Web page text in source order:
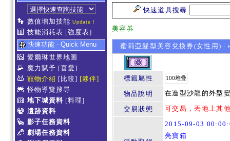
數值增加技能 Update !
技能消耗表 [強度表]
快速功能 - Quick Menu
愛爾琳世界地圖
魔力賦予 [喜愛]
寵物介紹 [比較] [夥伴]
怪物導覽搜尋
地下城資料 [料理]
遺跡資料
影子任務資料
劇場任務資料
快速道具搜尋
美容券
蜜莉亞髮型美容兌換券(女性用) -
標籤屬性 100堆疊
物品說明 在造型沙龍的外型
交易狀態 可交易，丟地上其
2015-09-03
亮寶箱